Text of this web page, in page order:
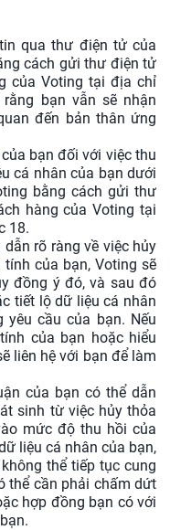
qua thư điện tử của
cách gửi thư điện tử
của Voting tại địa chỉ
bạn vẫn sẽ nhận
đến bản thân ứng
bạn đối với việc thu
cá nhân của bạn dưới
bằng cách gửi thư
hàng của Voting tại
18.
rõ ràng về việc hủy
của bạn, Voting sẽ
đồng ý đó, và sau đó
tiết lộ dữ liệu cá nhân
cầu của bạn. Nếu
của bạn hoặc hiểu
liên hệ với bạn để làm
của bạn có thể dẫn
sinh từ việc hủy thỏa
mức độ thu hồi của
liệu cá nhân của bạn,
thể tiếp tục cung
thể cần phải chấm dứt
hợp đồng bạn có với